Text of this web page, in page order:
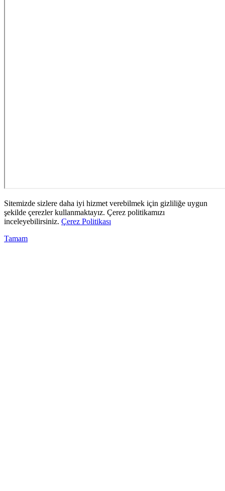
Sitemizde sizlere daha iyi hizmet verebilmek için gizliliğe uygun
şekilde çerezler kullanmaktayız. Çerez politikamızı
inceleyebilirsiniz. Çerez Politikası
Tamam